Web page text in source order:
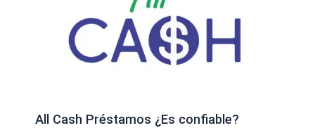
All Cash Préstamos ¿Es confiable?